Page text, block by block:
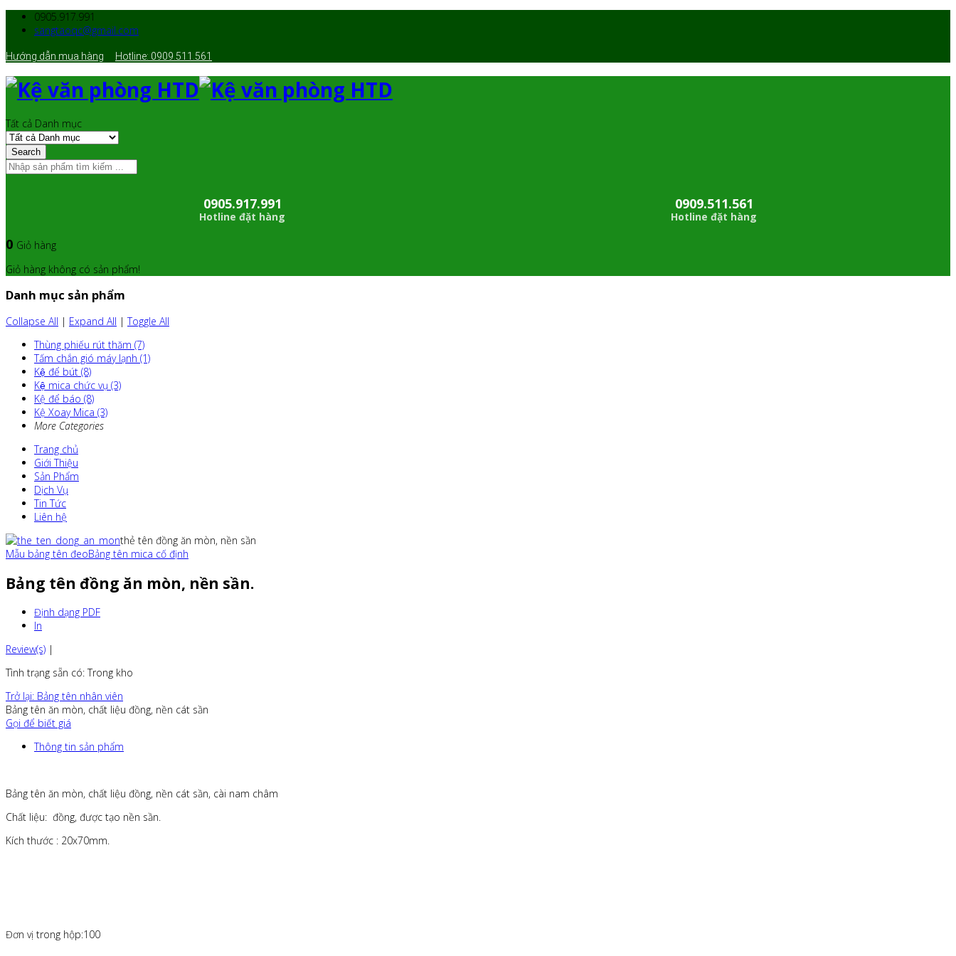
0905.917.991
sangtaoqc@gmail.com
Hướng dẫn mua hàng Hotline: 0909.511.561
Tất cả Danh mục
Search
0905.917.991
Hotline đặt hàng
0909.511.561
Hotline đặt hàng
0 Giỏ hàng
Giỏ hàng không có sản phẩm!
Danh mục sản phẩm
Collapse All | Expand All |Toggle All
Thùng phiếu rút thăm (7)
Tấm chắn gió máy lạnh (1)
Kệ để bút (8)
Kệ mica chức vụ (3)
Kệ để báo (8)
Kệ Xoay Mica (3)
More Categories
Trang chủ
Giới Thiệu
Sản Phẩm
Dịch Vụ
Tin Tức
Liên hệ
thẻ tên đồng ăn mòn, nền sần
Mẫu bảng tên đeoBảng tên mica cố định
Bảng tên đồng ăn mòn, nền sần.
Định dạng PDF
In
Review(s) |
Tình trạng sẵn có: Trong kho
Trở lại: Bảng tên nhân viên
Bảng tên ăn mòn, chất liệu đồng, nền cát sần
Gọi để biết giá
Thông tin sản phẩm
Bảng tên ăn mòn, chất liệu đồng, nền cát sần, cài nam châm
Chất liệu: đồng, được tạo nền sần.
Kích thước : 20x70mm.
Đơn vị trong hộp:100